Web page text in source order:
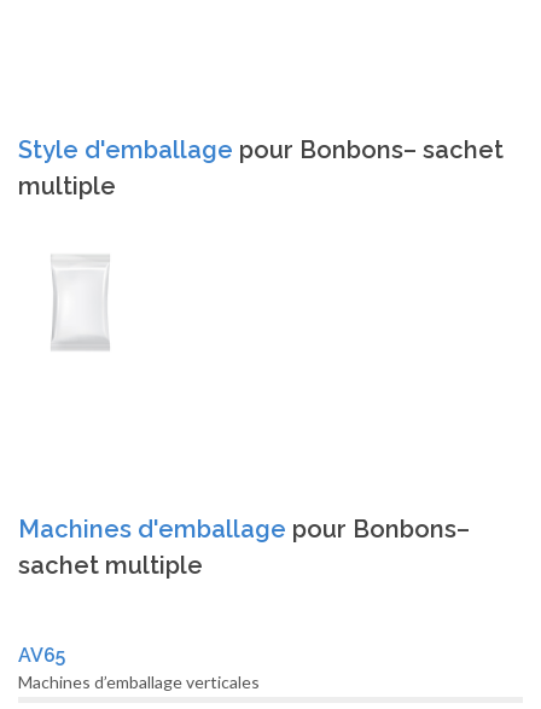
Style d'emballage pour Bonbons– sachet
multiple
Machines d'emballage pour Bonbons–
sachet multiple
AV65
Machines d’emballage verticales